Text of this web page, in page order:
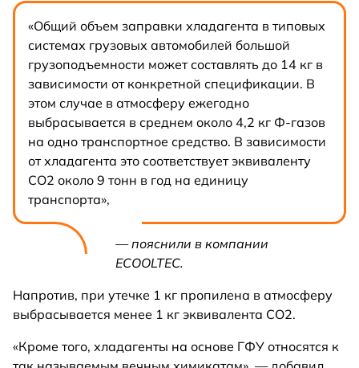
«Общий объем заправки хладагента в типовых
системах грузовых автомобилей большой
грузоподъемности может составлять до 14 кг в
зависимости от конкретной спецификации. В
этом случае в атмосферу ежегодно
выбрасывается в среднем около 4,2 кг Ф-газов
на одно транспортное средство. В зависимости
от хладагента это соответствует эквиваленту
CO2 около 9 тонн в год на единицу
транспорта»,
— пояснили в компании
ECOOLTEC.
Напротив, при утечке 1 кг пропилена в атмосферу
выбрасывается менее 1 кг эквивалента CO2.
«Кроме того, хладагенты на основе ГФУ относятся к